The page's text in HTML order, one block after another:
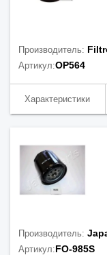
Производитель:
Артикул:OP564
Характеристики
Производитель:
Артикул:FO-985S